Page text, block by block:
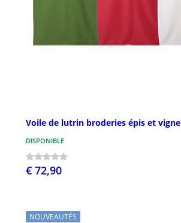
Voile de lutrin broderies épis et vigne
DISPONIBLE
€ 72,90
NOUVEAUTÉS